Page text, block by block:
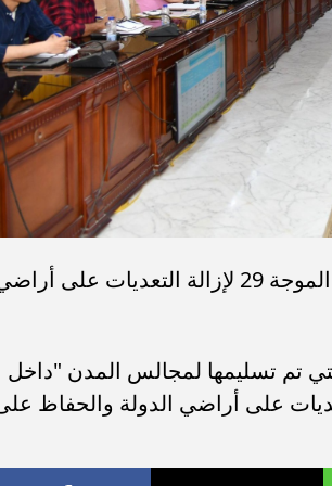
كما تم خلال الاجتماع ،مناقشة موقف إزالة التعديات ضمن الموجة 29 لإزالة التعديات على
تم تسليمها لمجالس المدن "داخل
على أراضي الدولة والحفاظ